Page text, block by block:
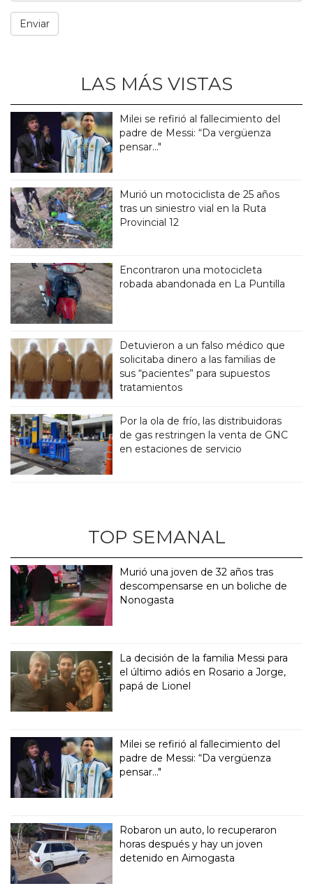
LAS MÁS VISTAS
Milei se refirió al fallecimiento del
padre de Messi: “Da vergüenza
pensar..."
Murió un motociclista de 25 años
tras un siniestro vial en la Ruta
Provincial 12
Encontraron una motocicleta
robada abandonada en La Puntilla
Detuvieron a un falso médico que
solicitaba dinero a las familias de
sus “pacientes” para supuestos
tratamientos
Por la ola de frío, las distribuidoras
de gas restringen la venta de GNC
en estaciones de servicio
TOP SEMANAL
Murió una joven de 32 años tras
descompensarse en un boliche de
Nonogasta
La decisión de la familia Messi para
el último adiós en Rosario a Jorge,
papá de Lionel
Milei se refirió al fallecimiento del
padre de Messi: “Da vergüenza
pensar..."
Robaron un auto, lo recuperaron
horas después y hay un joven
detenido en Aimogasta